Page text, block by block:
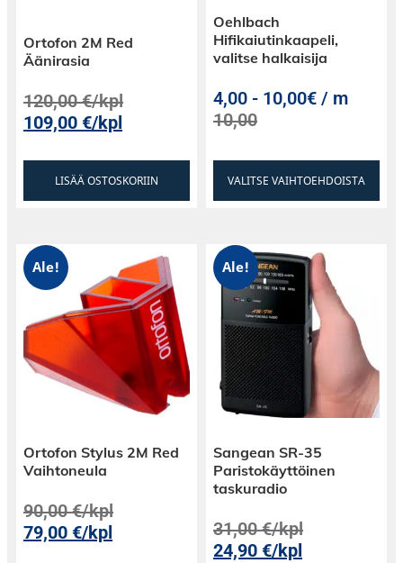
Ortofon 2M Red
Äänirasia
120,00€/kpl
109,00€/kpl
LISÄÄ OSTOSKORIIN
Oehlbach
Hifikaiutinkaapeli,
valitse halkaisija
4,00 - 10,00€ / m
10,00
VALITSE VAIHTOEHDOISTA
Ale!
Ortofon Stylus 2M Red
Vaihtoneula
90,00€/kpl
79,00€/kpl
Ale!
Sangean SR-35
Paristokäyttöinen
taskuradio
31,00€/kpl
24,90€/kpl